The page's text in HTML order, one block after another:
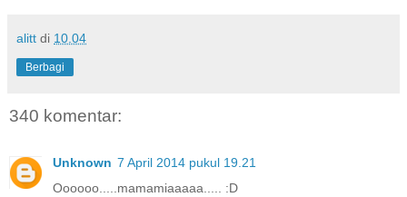
alitt di 10.04
Berbagi
340 komentar:
Unknown 7 April 2014 pukul 19.21
Oooooo.....mamamiaaaaa..... :D